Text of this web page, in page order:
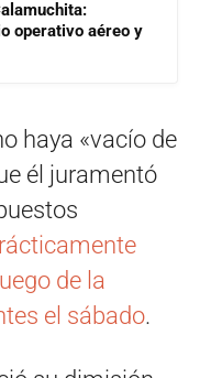
operativo aéreo y
haya «vacío de
él juramentó
de la
el sábado.